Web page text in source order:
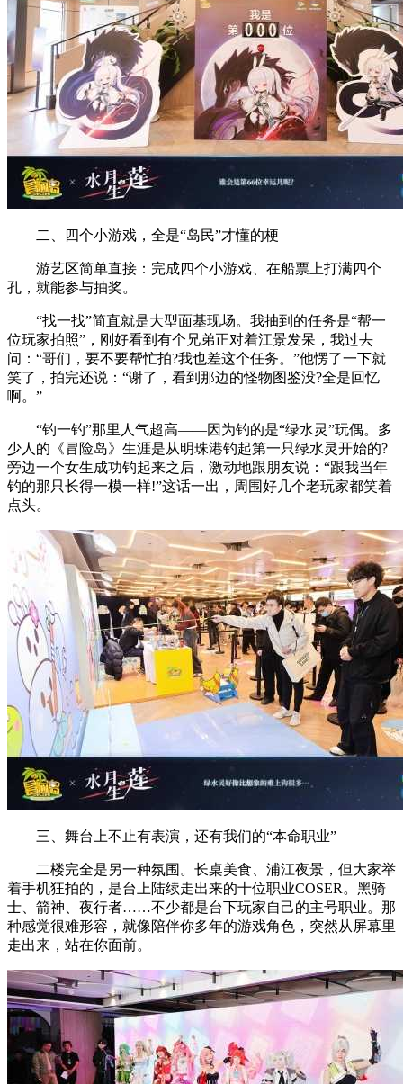
二、四个小游戏，全是“岛民”才懂的梗
游艺区简单直接：完成四个小游戏、在船票上打满四个
孔，就能参与抽奖。
“找一找”简直就是大型面基现场。我抽到的任务是“帮一
位玩家拍照”，刚好看到有个兄弟正对着江景发呆，我过去
问：“哥们，要不要帮忙拍?我也差这个任务。”他愣了一下就
笑了，拍完还说：“谢了，看到那边的怪物图鉴没?全是回忆
啊。”
“钓一钓”那里人气超高——因为钓的是“绿水灵”玩偶。多
少人的《冒险岛》生涯是从明珠港钓起第一只绿水灵开始的?
旁边一个女生成功钓起来之后，激动地跟朋友说：“跟我当年
钓的那只长得一模一样!”这话一出，周围好几个老玩家都笑着
点头。
三、舞台上不止有表演，还有我们的“本命职业”
二楼完全是另一种氛围。长桌美食、浦江夜景，但大家举
着手机狂拍的，是台上陆续走出来的十位职业COSER。黑骑
士、箭神、夜行者……不少都是台下玩家自己的主号职业。那
种感觉很难形容，就像陪伴你多年的游戏角色，突然从屏幕里
走出来，站在你面前。